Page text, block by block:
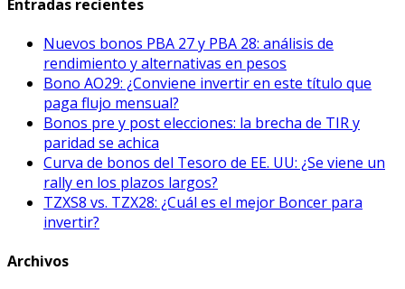
Entradas recientes
Nuevos bonos PBA 27 y PBA 28: análisis de
rendimiento y alternativas en pesos
Bono AO29: ¿Conviene invertir en este título que
paga flujo mensual?
Bonos pre y post elecciones: la brecha de TIR y
paridad se achica
Curva de bonos del Tesoro de EE. UU: ¿Se viene un
rally en los plazos largos?
TZXS8 vs. TZX28: ¿Cuál es el mejor Boncer para
invertir?
Archivos